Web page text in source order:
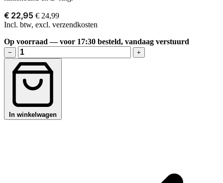
€ 22,95 € 24,99
Incl. btw, excl. verzendkosten
Op voorraad — voor 17:30 besteld, vandaag verstuurd
− +
In winkelwagen